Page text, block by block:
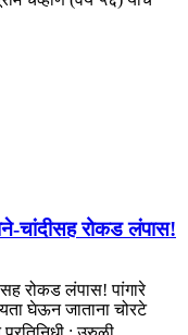
चांदीसह रोकड लंपास!
रोकड लंपास! पांगारे
घेऊन जाताना चोरटे